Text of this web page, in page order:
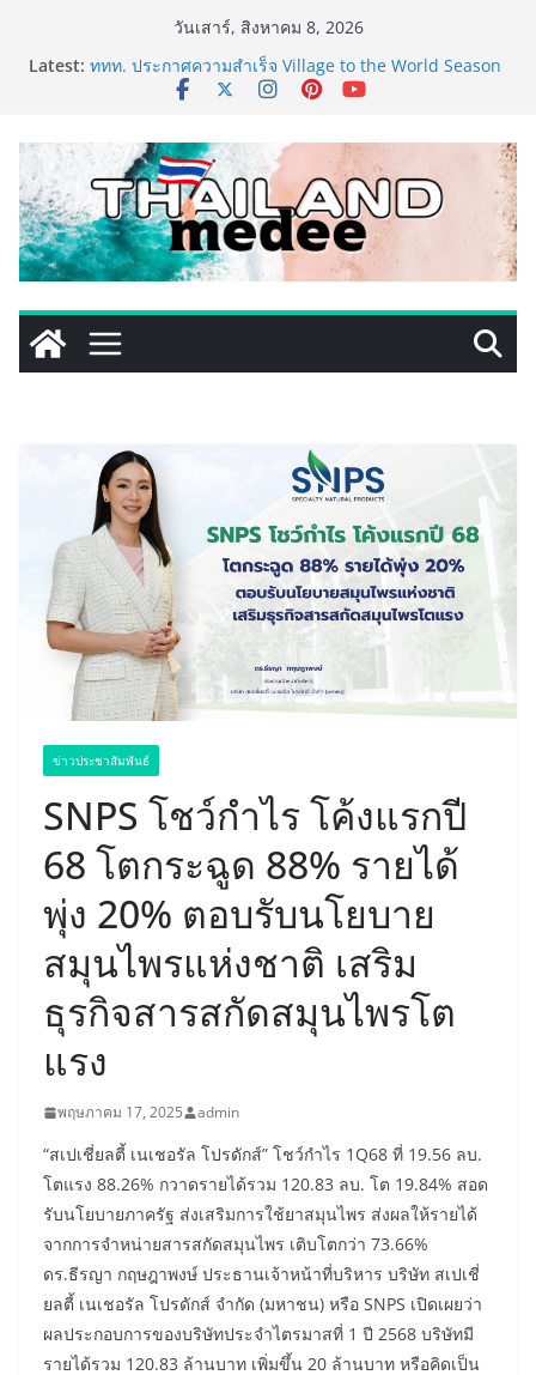
วันเสาร์, สิงหาคม 8, 2026
Latest: ททท. ประกาศความสำเร็จ Village to the World Season
5 ผนึก 9 พันธมิตร ขับเคลื่อน ESG Tourism สืบสานพระ
เหิงลี่ แมนูแฟคเจอริ่ง เทคโนโลยี (ไทยแลนด์) เปิดโรงงาน
แห่งใหม่ในชลบุรี เดินหน้าขยายฐานการผลิตสู่เอเชียตะวัน
ออกเฉียงใต้ เสริมแกร่งยุทธศาสตร์ระดับโลก
TECNO ประกาศทรานส์ฟอร์มจากเกมมิ่งโฟน สู่ไลฟ์สไตล์
แฟชั่นไอเท็ม เสิร์ฟใหญ่ปักหมุดแลนมาร์คใหม่กลางสถานี
MRT วาง POVA 8 Series จุดเริ่มต้นครั้งสำคัญ
PIPPER STANDARD® เปิดตัวแชมพูอาบน้ำ และ โฟมอาบ
แห้งสัตว์เลี้ยง ชูนวัตกรรมพลังธรรมชาติ “Zero-Residue”
เลียขนได้ ปลอดภัย ไร้สารตกค้าง
เริ่มแล้ว! อ.ต.ก.แฟร์ 4 ภาค @ภาคกลาง “มนต์เสน่ห์เกษตร
ไทย สู่ใจกลางมหานคร” ชวนชิม ช้อป สินค้าเกษตร
ข่าวประชาสัมพันธ์
SNPS โชว์กำไร โค้งแรกปี
68 โตกระฉูด 88% รายได้
พุ่ง 20% ตอบรับนโยบาย
สมุนไพรแห่งชาติ เสริม
ธุรกิจสารสกัดสมุนไพรโต
แรง
พฤษภาคม 17, 2025 admin
“สเปเชี่ยลตี้ เนเชอรัล โปรดักส์” โชว์กำไร 1Q68 ที่ 19.56 ลบ.
โตแรง 88.26% กวาดรายได้รวม 120.83 ลบ. โต 19.84% สอด
รับนโยบายภาครัฐ ส่งเสริมการใช้ยาสมุนไพร ส่งผลให้รายได้
จากการจำหน่ายสารสกัดสมุนไพร เติบโตกว่า 73.66%
ดร.ธีรญา กฤษฎาพงษ์ ประธานเจ้าหน้าที่บริหาร บริษัท สเปเชี่
ยลตี้ เนเชอรัล โปรดักส์ จำกัด (มหาชน) หรือ SNPS เปิดเผยว่า
ผลประกอบการของบริษัทประจำไตรมาสที่ 1 ปี 2568 บริษัทมี
รายได้รวม 120.83 ล้านบาท เพิ่มขึ้น 20 ล้านบาท หรือคิดเป็น